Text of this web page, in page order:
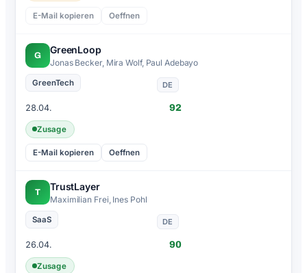
E-Mail kopieren Oeffnen
G
GreenLoop
Jonas Becker, Mira Wolf, Paul Adebayo
GreenTech DE
28.04. 92
Zusage
E-Mail kopieren Oeffnen
T
TrustLayer
Maximilian Frei, Ines Pohl
SaaS DE
26.04. 90
Zusage